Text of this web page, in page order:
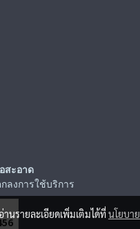
สะอาด
ลงการใช้บริการ
นรายละเอียดเพิ่มเติมได้ที่นโยบาย